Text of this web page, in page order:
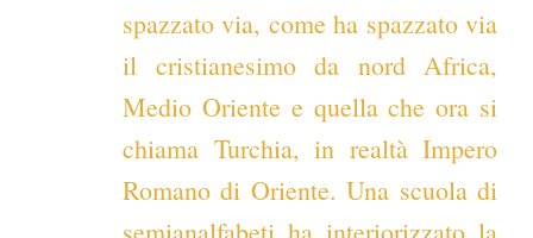
spazzato via, come ha spazzato via
il cristianesimo da nord Africa,
Medio Oriente e quella che ora si
chiama Turchia, in realtà Impero
Romano di Oriente. Una scuola di